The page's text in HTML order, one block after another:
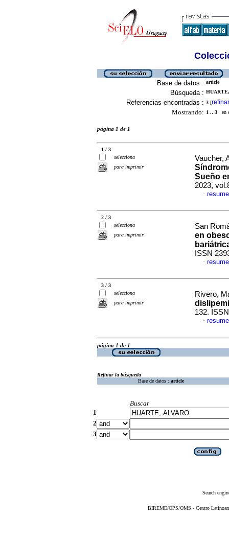
Base de datos : article
Búsqueda :
Referencias encontradas : 3 [refinar
Mostrando: 1 .. 3 en
página 1 de 1
1 / 3
selecciona
para imprimir
Vaucher,
Sueño
2023,
·
2 / 3
selecciona
para imprimir
San
en
ISSN
·
3 / 3
selecciona
para imprimir
Rivero,
132.
·
página 1 de 1
Refinar la búsqueda
Base de datos : article
Buscar
1
2
3
Search
BIREME/OPS/OMS - Centro